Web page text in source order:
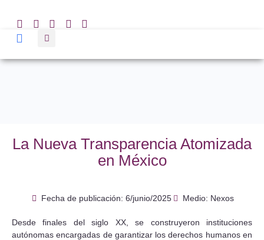
La Nueva Transparencia Atomizada
en México
Fecha de publicación: 6/junio/2025 Medio: Nexos
Desde finales del siglo XX, se construyeron instituciones
autónomas encargadas de garantizar los derechos humanos en